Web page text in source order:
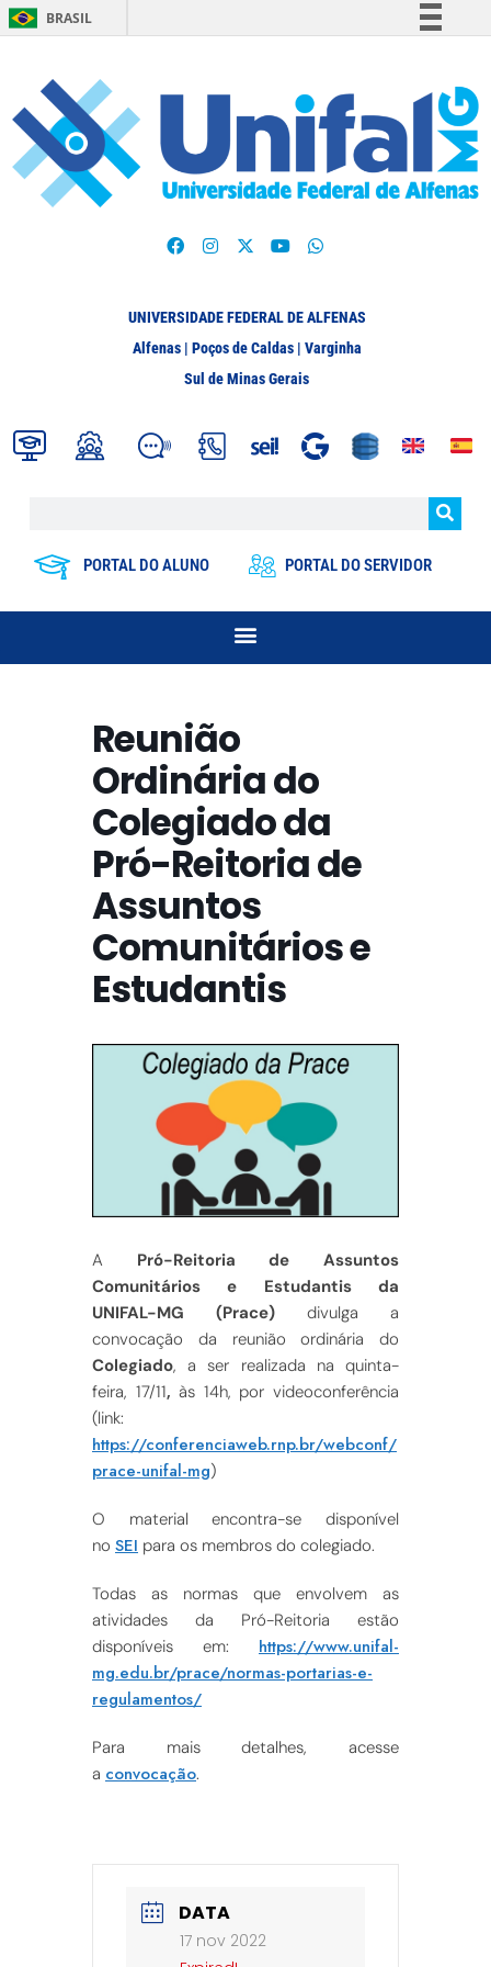
BRASIL
Participe
Acesso à informação
Legislação
UNIVERSIDADE FEDERAL DE ALFENAS
Alfenas | Poços de Caldas | Varginha
Sul de Minas Gerais
PORTAL DO ALUNO PORTAL DO SERVIDOR
Reunião
Ordinária do
Colegiado da
Pró-Reitoria de
Assuntos
Comunitários e
Estudantis
A Pró-Reitoria de Assuntos
Comunitários e Estudantis da
UNIFAL-MG (Prace) divulga a
convocação da reunião ordinária do
Colegiado, a ser realizada na quinta-
feira, 17/11, às 14h, por videoconferência
(link:
https://conferenciaweb.rnp.br/webconf/
prace-unifal-mg)
O material encontra-se disponível
no SEI para os membros do colegiado.
Todas as normas que envolvem as
atividades da Pró-Reitoria estão
disponíveis em: https://www.unifal-
mg.edu.br/prace/normas-portarias-e-
regulamentos/
Para mais detalhes, acesse
a convocação.
DATA
17 nov 2022